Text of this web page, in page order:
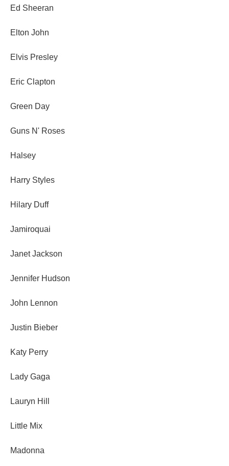
Ed Sheeran
Elton John
Elvis Presley
Eric Clapton
Green Day
Guns N' Roses
Halsey
Harry Styles
Hilary Duff
Jamiroquai
Janet Jackson
Jennifer Hudson
John Lennon
Justin Bieber
Katy Perry
Lady Gaga
Lauryn Hill
Little Mix
Madonna